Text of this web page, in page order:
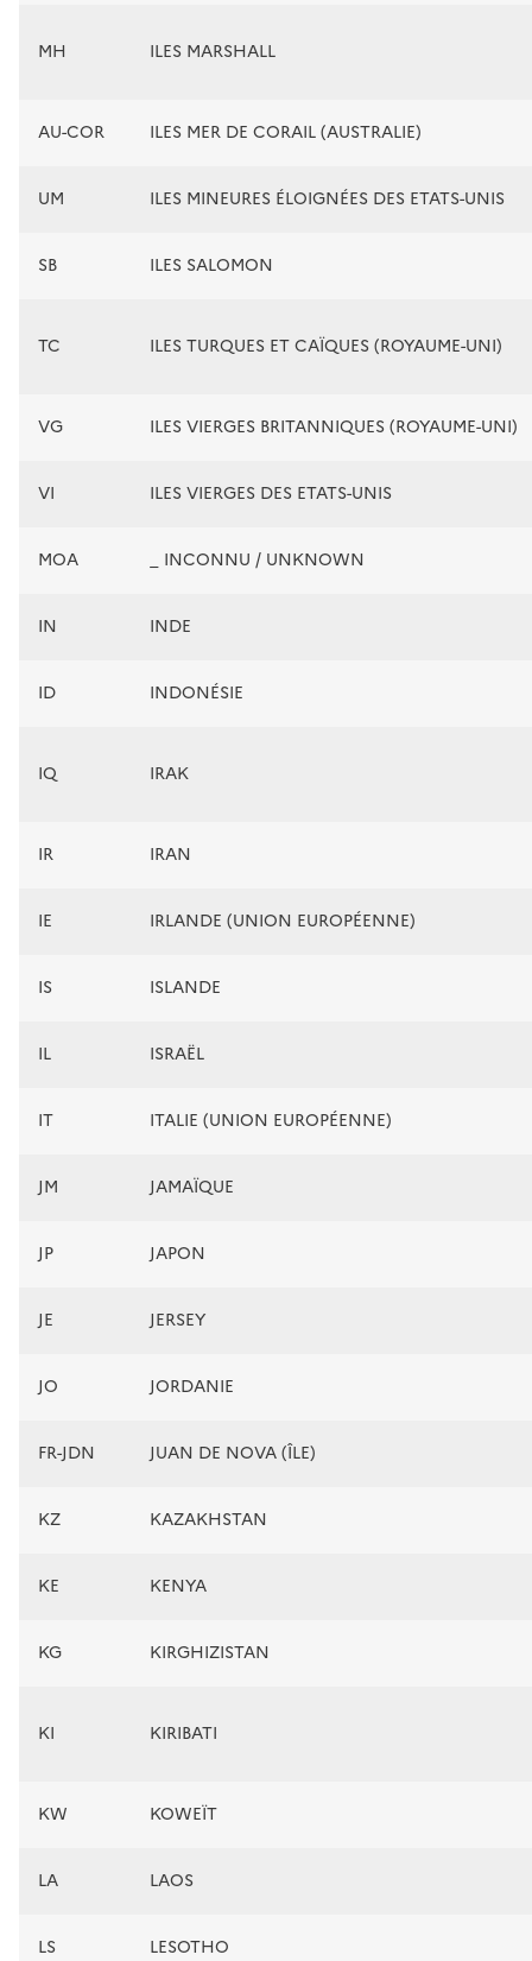
MH ILES MARSHALL
AU-COR ILES MER DE CORAIL (AUSTRALIE)
UM ILES MINEURES ÉLOIGNÉES DES ETATS-UNIS
SB ILES SALOMON
TC ILES TURQUES ET CAÏQUES (ROYAUME-UNI)
VG ILES VIERGES BRITANNIQUES (ROYAUME-UNI)
VI ILES VIERGES DES ETATS-UNIS
MOA _ INCONNU / UNKNOWN
IN INDE
ID INDONÉSIE
IQ IRAK
IR IRAN
IE IRLANDE (UNION EUROPÉENNE)
IS ISLANDE
IL ISRAËL
IT ITALIE (UNION EUROPÉENNE)
JM JAMAÏQUE
JP JAPON
JE JERSEY
JO JORDANIE
FR-JDN JUAN DE NOVA (ÎLE)
KZ KAZAKHSTAN
KE KENYA
KG KIRGHIZISTAN
KI KIRIBATI
KW KOWEÏT
LA LAOS
LS LESOTHO